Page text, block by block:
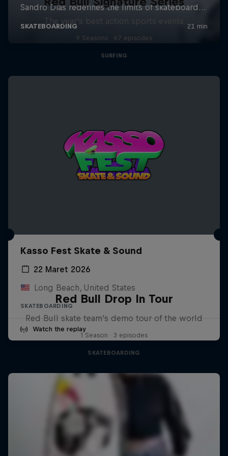
The year's best action sports events
9 Seasons · 67 episodes
SURFING
Kasso Fest Skate & Sound
22 Maret 2026
Long Beach, United States
SKATEBOARDING
Watch the replay
Red Bull Drop In Tour
Red Bull skate team's demo tour of the world
1 Season · 3 episodes
SKATEBOARDING